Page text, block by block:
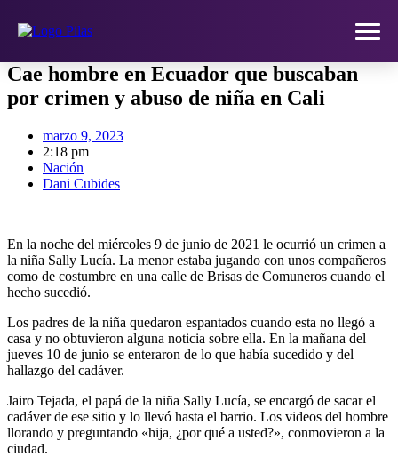
Ir
al
contenido
HOME
Cae hombre en Ecuador que buscaban
por crimen y abuso de niña en Cali
marzo 9, 2023
2:18 pm
Nación
Dani Cubides
En la noche del miércoles 9 de junio de 2021 le ocurrió un crimen a
la niña Sally Lucía. La menor estaba jugando con unos compañeros
como de costumbre en una calle de Brisas de Comuneros cuando el
hecho sucedió.
Los padres de la niña quedaron espantados cuando esta no llegó a
casa y no obtuvieron alguna noticia sobre ella. En la mañana del
jueves 10 de junio se enteraron de lo que había sucedido y del
hallazgo del cadáver.
Jairo Tejada, el papá de la niña Sally Lucía, se encargó de sacar el
cadáver de ese sitio y lo llevó hasta el barrio. Los videos del hombre
llorando y preguntando «hija, ¿por qué a usted?», conmovieron a la
ciudad.